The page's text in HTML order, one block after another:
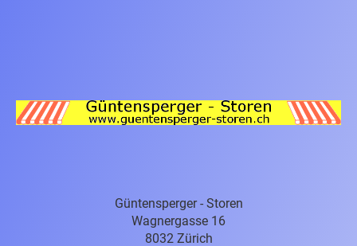
Güntensperger - Storen
Wagnergasse 16
8032 Zürich